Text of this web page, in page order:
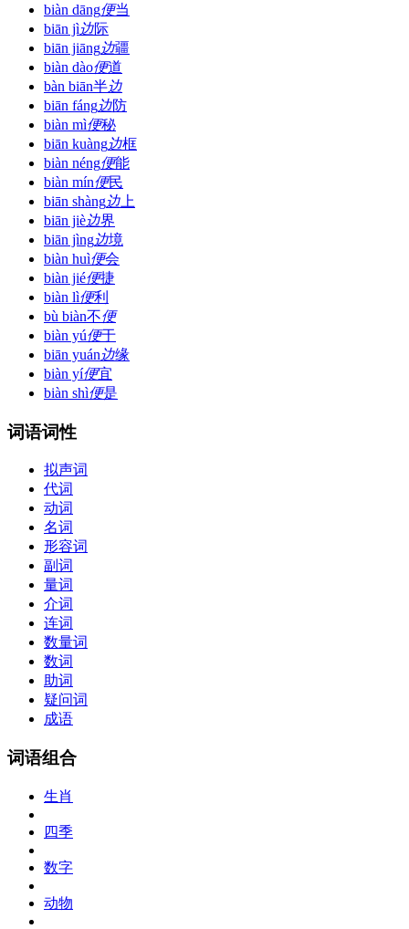
biàn dāng便当
biān jì边际
biān jiāng边疆
biàn dào便道
bàn biān半边
biān fáng边防
biàn mì便秘
biān kuàng边框
biàn néng便能
biàn mín便民
biān shàng边 上
biān jiè边界
biān jìng边境
biàn huì便会
biàn jié便捷
biàn lì便利
bù biàn不便
biàn yú便于
biān yuán边缘
biàn yí便宜
biàn shì便是
词语词性
拟声词
代词
动词
名词
形容词
副词
量词
介词
连词
数量词
数词
助词
疑问词
成语
词语组合
生肖
四季
数字
动物